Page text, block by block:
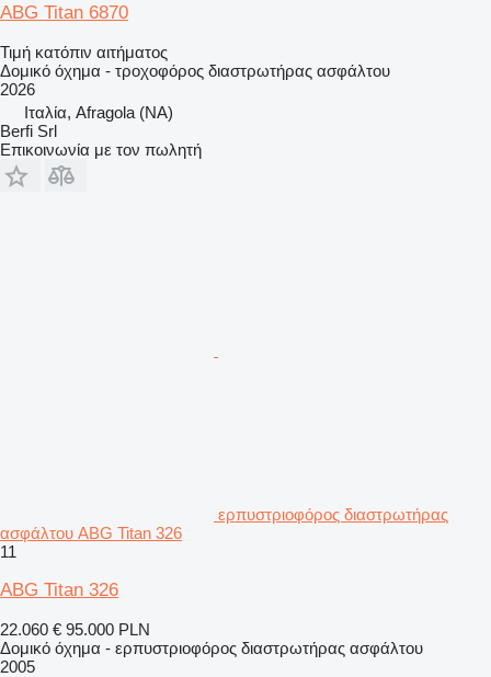
ABG Titan 6870
Τιμή κατόπιν αιτήματος
Δομικό όχημα - τροχοφόρος διαστρωτήρας ασφάλτου
2026
Ιταλία, Afragola (NA)
Berfi Srl
Επικοινωνία με τον πωλητή
ερπυστριοφόρος διαστρωτήρας
ασφάλτου ABG Titan 326
11
ABG Titan 326
22.060 € 95.000 PLN
Δομικό όχημα - ερπυστριοφόρος διαστρωτήρας ασφάλτου
2005